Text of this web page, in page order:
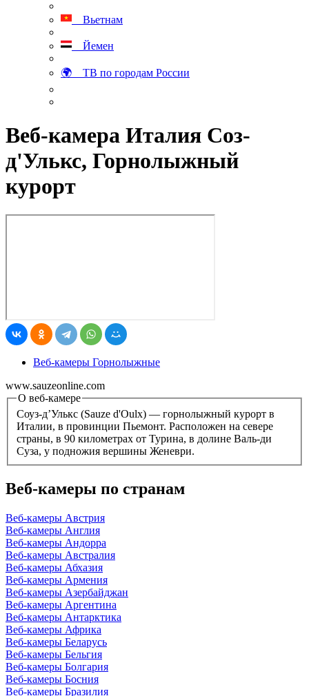
Вьетнам
Йемен
🌍 ТВ по городам России
Веб-камера Италия Соз-
д'Улькс, Горнолыжный
курорт
Веб-камеры Горнолыжные
www.sauzeonline.com
О веб-камере
Соуз-д’Улькс (Sauze d'Oulx) — горнолыжный курорт в
Италии, в провинции Пьемонт. Расположен на севере
страны, в 90 километрах от Турина, в долине Валь-ди
Суза, у подножия вершины Женеври.
Веб-камеры по странам
Веб-камеры Австрия
Веб-камеры Англия
Веб-камеры Андорра
Веб-камеры Австралия
Веб-камеры Абхазия
Веб-камеры Армения
Веб-камеры Азербайджан
Веб-камеры Аргентина
Веб-камеры Антарктика
Веб-камеры Африка
Веб-камеры Беларусь
Веб-камеры Бельгия
Веб-камеры Болгария
Веб-камеры Босния
Веб-камеры Бразилия